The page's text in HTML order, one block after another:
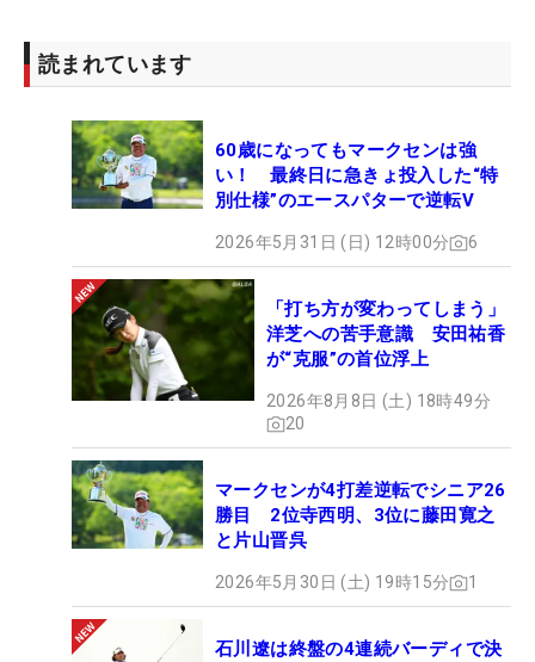
読まれています
60歳になってもマークセンは強
い！ 最終日に急きょ投入した“特
別仕様”のエースパターで逆転V
2026年5月31日 (日) 12時00分 6
「打ち方が変わってしまう」
洋芝への苦手意識 安田祐香
が“克服”の首位浮上
2026年8月8日 (土) 18時49分
20
マークセンが4打差逆転でシニア26
勝目 2位寺西明、3位に藤田寛之
と片山晋呉
2026年5月30日 (土) 19時15分 1
石川遼は終盤の4連続バーディで決